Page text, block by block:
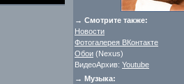
→ Смотрите также:
Новости
Фотогалерея ВКонтакте
Обои (Nexus)
ВидеоАрхив: Youtube
→ Музыка: